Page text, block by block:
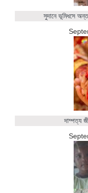
সুদানে ভূমিধসে
দাম্পত্য